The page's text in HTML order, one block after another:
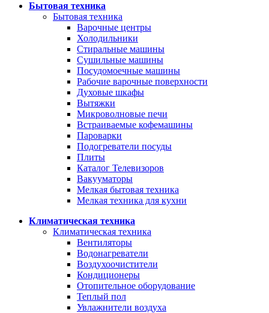
Бытовая техника
Бытовая техника
Варочные центры
Холодильники
Стиральные машины
Сушильные машины
Посудомоечные машины
Рабочие варочные поверхности
Духовые шкафы
Вытяжки
Микроволновые печи
Встраиваемые кофемашины
Пароварки
Подогреватели посуды
Плиты
Каталог Телевизоров
Вакууматоры
Мелкая бытовая техника
Мелкая техника для кухни
Климатическая техника
Климатическая техника
Вентиляторы
Водонагреватели
Воздухоочистители
Кондиционеры
Отопительное оборудование
Теплый пол
Увлажнители воздуха